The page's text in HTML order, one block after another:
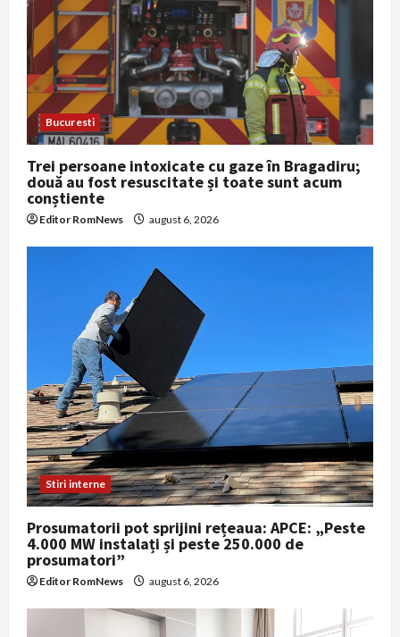
Bucuresti
Trei persoane intoxicate cu gaze în Bragadiru;
două au fost resuscitate și toate sunt acum
conștiente
Editor RomNews august 6, 2026
Stiri interne
Prosumatorii pot sprijini rețeaua: APCE: „Peste
4.000 MW instalați și peste 250.000 de
prosumatori”
Editor RomNews august 6, 2026